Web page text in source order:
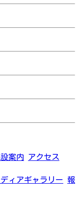
案内 アクセス
ディアギャラリー 報